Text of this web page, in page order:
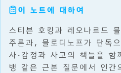
이 노트에 대하여
스티븐 호킹과 레오나르드
주론과, 믈로디노프가 단독
사·감정과 사고의 책들을
뱅 같은 근본 질문에서 인간